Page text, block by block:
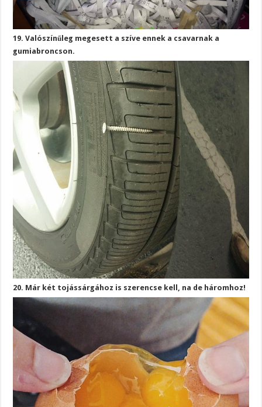
19. Valószínűleg megesett a szíve ennek a csavarnak a
gumiabroncson.
20. Már két tojássárgához is szerencse kell, na de háromhoz!